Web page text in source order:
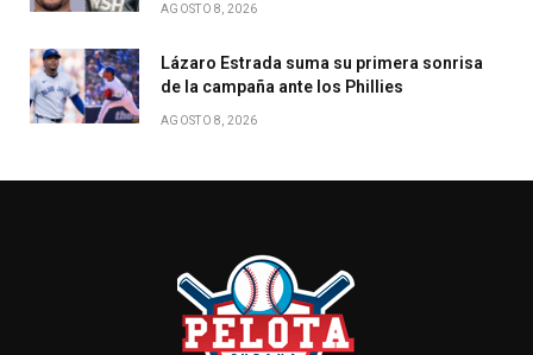
AGOSTO 8, 2026
Lázaro Estrada suma su primera sonrisa
de la campaña ante los Phillies
AGOSTO 8, 2026